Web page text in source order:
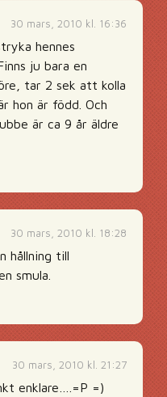
30 mars, 2010 kl. 16:36
hennes
ju bara en
tar 2 sek att kolla
hon är född. Och
är ca 9 år äldre
30 mars, 2010 kl. 18:28
hållning till
smula.
30 mars, 2010 kl. 21:27
enklare….=P =)